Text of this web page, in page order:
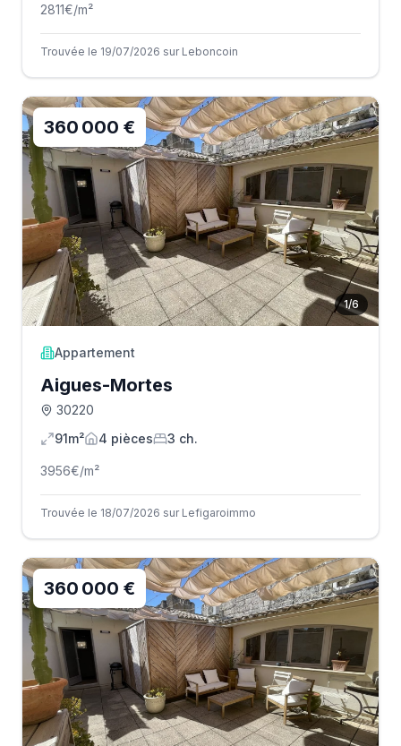
2811€/m²
Trouvée le 19/07/2026 sur Leboncoin
1/6
360 000 €
Appartement
Aigues-Mortes
30220
91m²
4 pièces 3 ch.
3956€/m²
Trouvée le 18/07/2026 sur Lefigaroimmo
360 000 €